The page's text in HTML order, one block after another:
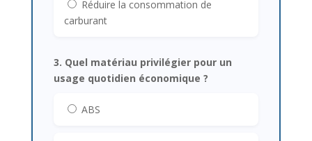
Réduire la consommation de
carburant
3. Quel matériau privilégier pour un
usage quotidien économique ?
ABS